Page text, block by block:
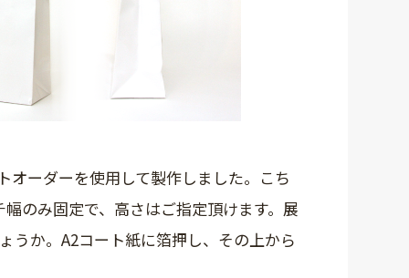
オーダーを使用して製作しました。こち
のみ固定で、高さはご指定頂けます。展
うか。A2コート紙に箔押し、その上から